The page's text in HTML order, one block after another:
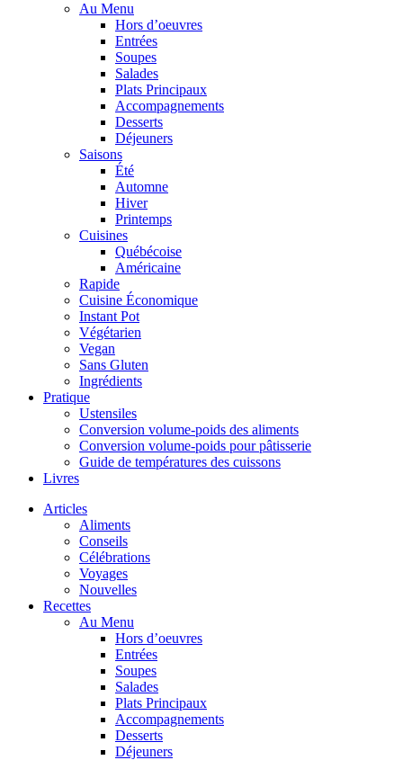
Au Menu
Hors d’oeuvres
Entrées
Soupes
Salades
Plats Principaux
Accompagnements
Desserts
Déjeuners
Saisons
Été
Automne
Hiver
Printemps
Cuisines
Québécoise
Américaine
Rapide
Cuisine Économique
Instant Pot
Végétarien
Vegan
Sans Gluten
Ingrédients
Pratique
Ustensiles
Conversion volume-poids des aliments
Conversion volume-poids pour pâtisserie
Guide de températures des cuissons
Livres
Articles
Aliments
Conseils
Célébrations
Voyages
Nouvelles
Recettes
Au Menu
Hors d’oeuvres
Entrées
Soupes
Salades
Plats Principaux
Accompagnements
Desserts
Déjeuners